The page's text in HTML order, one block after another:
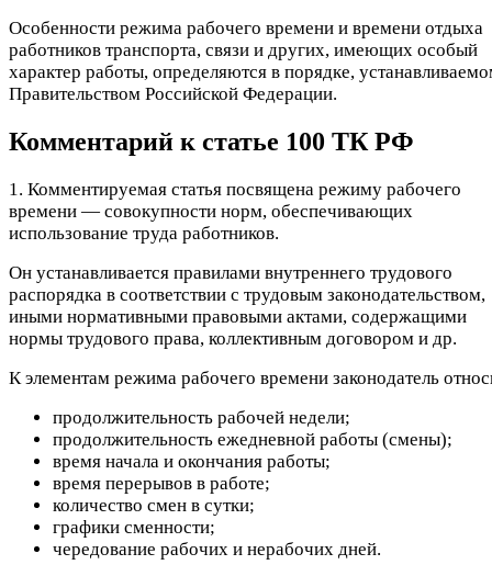
Особенности режима рабочего времени и времени отдыха
работников транспорта, связи и других, имеющих особый
характер работы, определяются в порядке,
Правительством Российской Федерации.
Комментарий к статье 100 ТК РФ
1. Комментируемая статья посвящена режиму рабочего
времени — совокупности норм, обеспечивающих
использование труда работников.
Он устанавливается правилами внутреннего трудового
распорядка в соответствии с трудовым законодательством,
иными нормативными правовыми актами, содержащими
нормы трудового права, коллективным договором и др.
К элементам режима рабочего времени законодатель
продолжительность рабочей недели;
продолжительность ежедневной работы (смены);
время начала и окончания работы;
время перерывов в работе;
количество смен в сутки;
графики сменности;
чередование рабочих и нерабочих дней.